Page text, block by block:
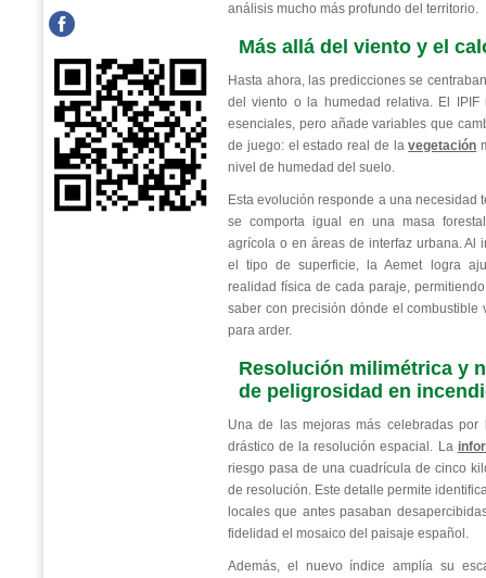
análisis mucho más profundo del territorio.
Más allá del viento y el
Hasta ahora, las predicciones se
del viento o la humedad relativa. El IPIF
esenciales, pero añade variables que
de juego: el estado real de lavegetación
nivel de humedad del suelo.
Esta evolución responde a una necesidad
se comporta igual en una masa
agrícola o en áreas de interfaz urbana. Al
el tipo de superficie, la Aemet logra
realidad física de cada paraje,
saber con precisión dónde el combustible
para arder.
Resolución milimétrica y
de peligrosidad en
Una de las mejoras más celebradas por
drástico de la resolución espacial. La
riesgo pasa de una cuadrícula de cinco
de resolución. Este detalle permite
locales que antes pasaban
fidelidad el mosaico del paisaje español.
Además, el nuevo índice amplía su